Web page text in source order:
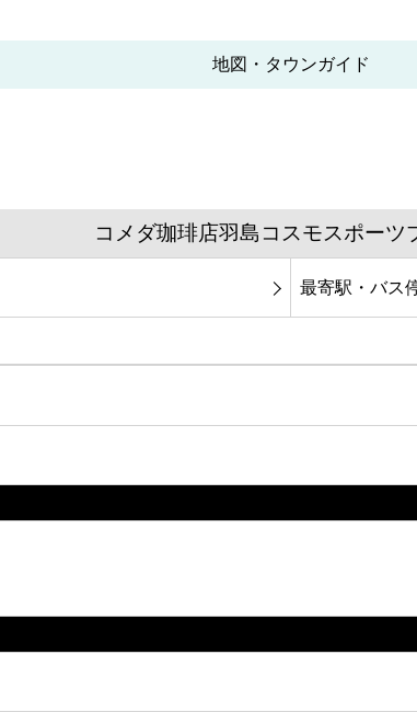
地図・タウンガイド
コメダ珈琲店羽島コスモスポーツ
最寄駅・バス